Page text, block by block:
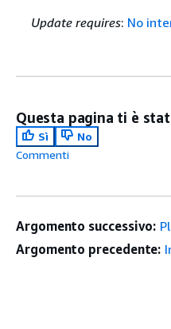
Update requires: No
Questa pagina ti è
Sì
No
Commenti
Argomento successivo:
Argomento precedente: